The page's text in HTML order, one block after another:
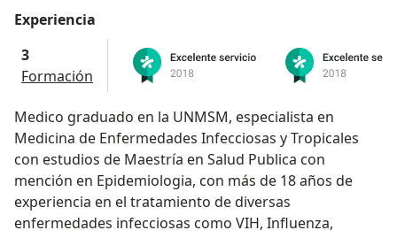
Experiencia
3
Formación
Medico graduado en la UNMSM, especialista en
Medicina de Enfermedades Infecciosas y Tropicales
con estudios de Maestría en Salud Publica con
mención en Epidemiologia, con más de 18 años de
experiencia en el tratamiento de diversas
enfermedades infecciosas como VIH, Influenza,